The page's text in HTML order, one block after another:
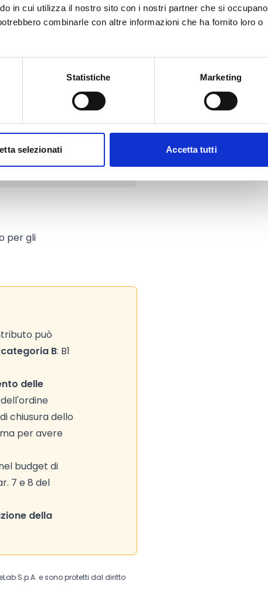
in cui utilizza il nostro sito con i nostri partner che si occupano
combinarle con altre informazioni che ha fornito loro o
Statistiche Marketing
selezionati Accetta tutti
per gli
può
B: B1
delle
chiusura dello
per avere
budget di
7 e 8 del
della
S.p.A. e sono protetti dal diritto